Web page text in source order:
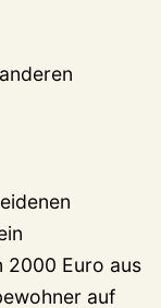
2000 Euro aus
auf